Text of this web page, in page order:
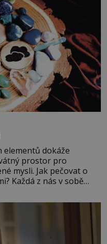
elementů dokáže
prostor pro
mysli. Jak pečovat o
Každá z nás v sobě
Ohnivá znamení
Lva a Střelce v sobě
elán. Vaše